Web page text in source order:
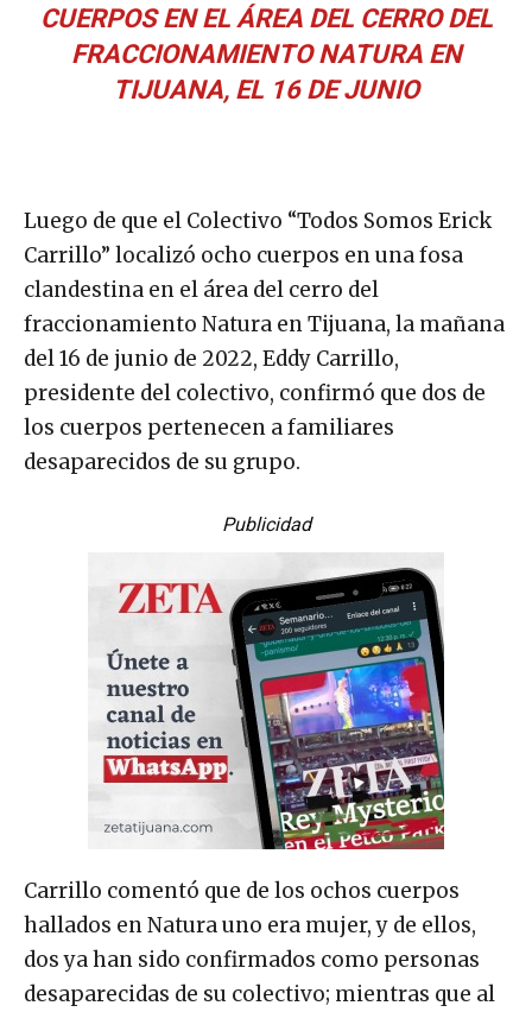
CUERPOS EN EL ÁREA DEL CERRO DEL
FRACCIONAMIENTO NATURA EN
TIJUANA, EL 16 DE JUNIO
Luego de que el Colectivo “Todos Somos Erick
Carrillo” localizó ocho cuerpos en una fosa
clandestina en el área del cerro del
fraccionamiento Natura en Tijuana, la mañana
del 16 de junio de 2022, Eddy Carrillo,
presidente del colectivo, confirmó que dos de
los cuerpos pertenecen a familiares
desaparecidos de su grupo.
Publicidad
Carrillo comentó que de los ochos cuerpos
hallados en Natura uno era mujer, y de ellos,
dos ya han sido confirmados como personas
desaparecidas de su colectivo; mientras que al